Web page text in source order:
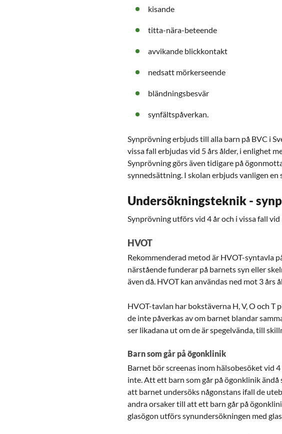
kisande
titta-nära-beteende
avvikande blickkontakt
nedsatt mörkerseende
bländningsbesvär
synfältspåverkan.
Synprövning erbjuds till alla barn på BVC i
vissa fall erbjudas vid 5 års ålder, i enlighet
Synprövning görs även tidigare på
synnedsättning. I skolan erbjuds vanligen
Undersökningsteknik -
Synprövning utförs vid 4 år och i vissa fall
HVOT
Rekommenderad metod är HVOT-syntavla
närstående funderar på barnets syn eller
även då. HVOT kan användas ned mot 3
HVOT-tavlan har bokstäverna H, V, O och T
de inte påverkas av om barnet blandar
ser likadana ut om de är spegelvända, till
Barn som går på ögonklinik
Barnet bör screenas inom hälsobesöket vid
inte. Att ett barn som går på ögonklinik
att barnet undersöks någonstans ifall de
andra orsaker till att ett barn går på
glasögon utförs synundersökningen med